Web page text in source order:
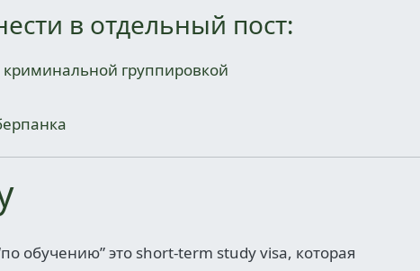
в отдельный пост:
группировкой
обучению” это short-term study visa, которая